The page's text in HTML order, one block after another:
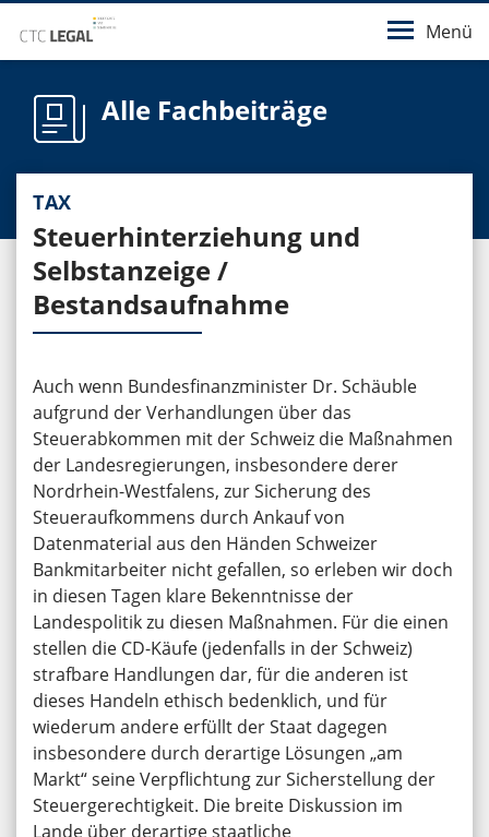
Menü
Alle Fachbeiträge
TAX
Steuerhinterziehung und
Selbstanzeige /
Bestandsaufnahme
Auch wenn Bundesfinanzminister Dr. Schäuble
aufgrund der Verhandlungen über das
Steuerabkommen mit der Schweiz die Maßnahmen
der Landesregierungen, insbesondere derer
Nordrhein-Westfalens, zur Sicherung des
Steueraufkommens durch Ankauf von
Datenmaterial aus den Händen Schweizer
Bankmitarbeiter nicht gefallen, so erleben wir doch
in diesen Tagen klare Bekenntnisse der
Landespolitik zu diesen Maßnahmen. Für die einen
stellen die CD-Käufe (jedenfalls in der Schweiz)
strafbare Handlungen dar, für die anderen ist
dieses Handeln ethisch bedenklich, und für
wiederum andere erfüllt der Staat dagegen
insbesondere durch derartige Lösungen „am
Markt“ seine Verpflichtung zur Sicherstellung der
Steuergerechtigkeit. Die breite Diskussion im
Lande über derartige staatliche